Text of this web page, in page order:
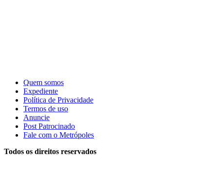
Quem somos
Expediente
Política de Privacidade
Termos de uso
Anuncie
Post Patrocinado
Fale com o Metrópoles
Todos os direitos reservados